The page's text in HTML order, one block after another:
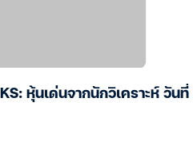
หุ้นเด่นจากนักวิเคราะห์ วันที่